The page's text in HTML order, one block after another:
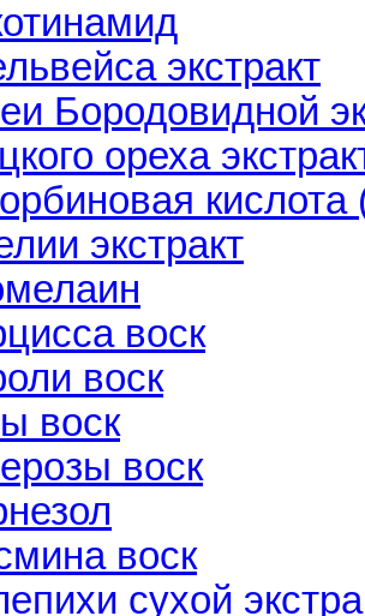
экстракт
Бородовидной
ореха
экстракт
воск
воск
воск
воск
воск
сухой